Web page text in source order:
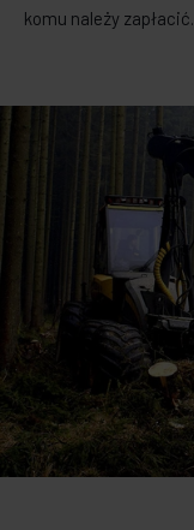
komu należy zapłacić.